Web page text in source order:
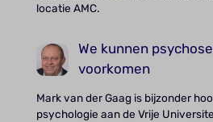
locatie AMC.
We kunnen
voorkomen
Mark van der Gaag is bijzonder
psychologie aan de Vrije